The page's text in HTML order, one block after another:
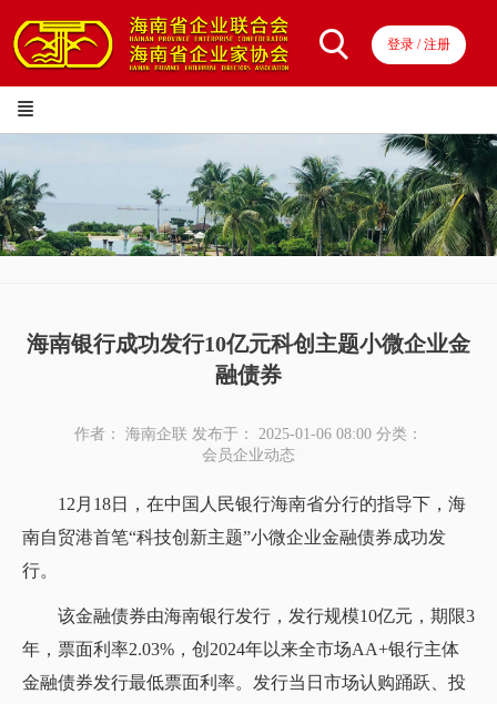
登录 / 注册
海南银行成功发行10亿元科创主题小微企业金
融债券
作者： 海南企联 发布于： 2025-01-06 08:00 分类：
会员企业动态
12月18日，在中国人民银行海南省分行的指导下，海
南自贸港首笔“科技创新主题”小微企业金融债券成功发
行。
该金融债券由海南银行发行，发行规模10亿元，期限3
年，票面利率2.03%，创2024年以来全市场AA+银行主体
金融债券发行最低票面利率。发行当日市场认购踊跃、投